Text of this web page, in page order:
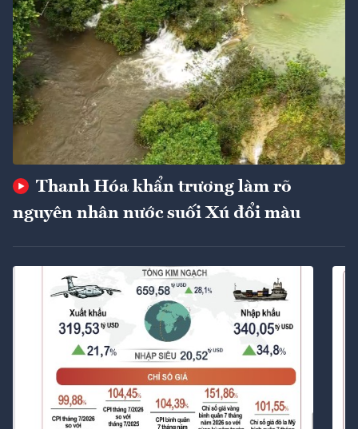
Thanh Hóa khẩn trương làm rõ
nguyên nhân nước suối Xú đổi màu